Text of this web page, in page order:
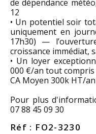
de dépendance
12
• Un potentiel soir
uniquement en
17h30) —
croissance immédiat,
• Un loyer
000 €/an tout compris
CA Moyen 300k HT/an
Pour plus
07 88 45 09 30
Réf : FO2-3230